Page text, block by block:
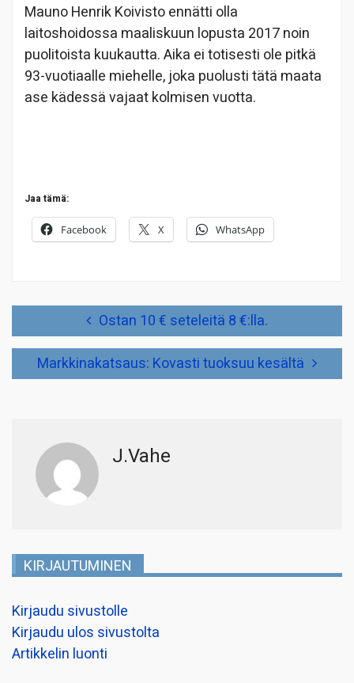
Mauno Henrik Koivisto ennätti olla
laitoshoidossa maaliskuun lopusta 2017 noin
puolitoista kuukautta. Aika ei totisesti ole pitkä
93-vuotiaalle miehelle, joka puolusti tätä maata
ase kädessä vajaat kolmisen vuotta.
Jaa tämä:
Facebook X WhatsApp
Ostan 10 € seteleitä 8 €:lla.
Markkinakatsaus: Kovasti tuoksuu kesältä
J.Vahe
KIRJAUTUMINEN
Kirjaudu sivustolle
Kirjaudu ulos sivustolta
Artikkelin luonti